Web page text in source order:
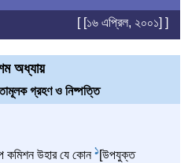
[ [১৬ এপ্রিল, ২০০১] ]
অধ্যায়
গ্রহণ ও নিষ্পত্তি
কমিশন উহার যে কোন1[উপযুক্ত